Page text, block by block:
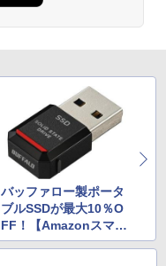
バッファロー製ポータ
ブルSSDが最大10％O
FF！【Amazonスマイ
ルSALE 新生活FINA